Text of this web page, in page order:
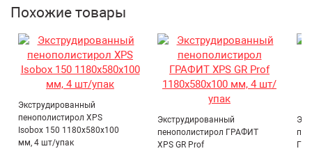
Форма кромки:
Прочность на сжатие, кПа: 150 кПа
Плотность, кг/м3: 31 кг/м3
Похожие товары
Экструдированный
пенополистирол XPS
Isobox 150 1180х580х100
мм, 4 шт/упак
Экструдированный
пенополистирол ГРАФИТ
XPS GR Prof